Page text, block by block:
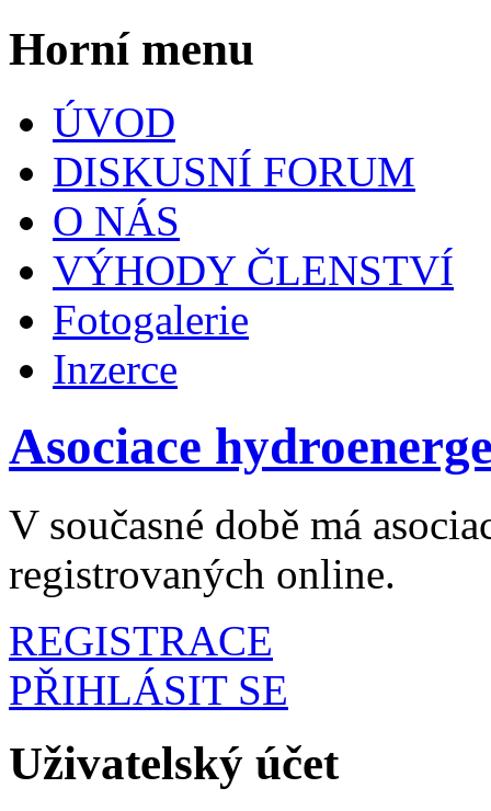
Horní menu
ÚVOD
DISKUSNÍ FORUM
O NÁS
VÝHODY ČLENSTVÍ
Fotogalerie
Inzerce
Asociace
V současné době má
registrovaných online.
REGISTRACE
PŘIHLÁSIT SE
Uživatelský účet